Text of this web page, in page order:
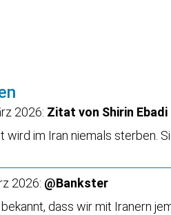
2026: Zitat von Shirin Ebadi
wird im Iran niemals sterben.
2026: @Bankster
dass wir mit Iranern